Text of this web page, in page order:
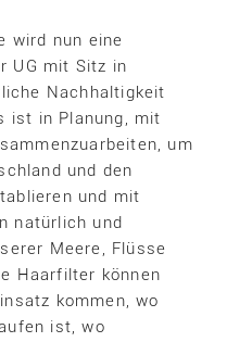
wird nun eine
UG mit Sitz in
Nachhaltigkeit
ist in Planung, mit
um
und den
und mit
natürlich und
Meere, Flüsse
Haarfilter können
kommen, wo
ist, wo